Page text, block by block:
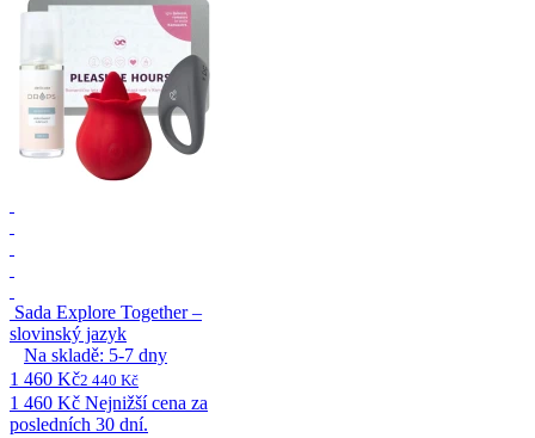
Sada Explore Together –
slovinský jazyk
Na skladě: 5-7 dny
1 460 Kč2 440 Kč
1 460 Kč Nejnižší cena za
posledních 30 dní.